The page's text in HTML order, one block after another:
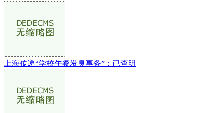
上海传递“学校午餐发臭事务”：已查明